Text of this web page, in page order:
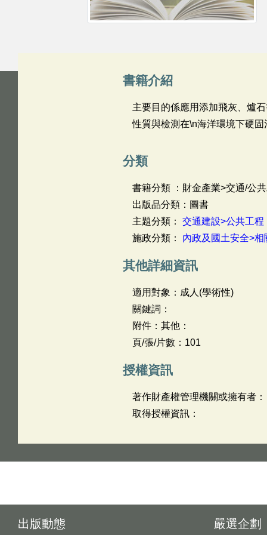
書籍介紹
主要目的係應用添加飛灰、爐
性質與檢測在\n海洋環境下硬
分類
書籍分類 ：財金產業>交通/公
出版品分類：圖書
主題分類： 交通建設>公共工程
施政分類： 內政及國土安全>
其他詳細資訊
適用對象：成人(學術性)
關鍵詞：
附件：其他：
頁/張/片數：101
授權資訊
著作財產權管理機關或擁有者：
取得授權資訊：
出版動態 嚴選企劃